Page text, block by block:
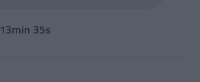
13min 35s